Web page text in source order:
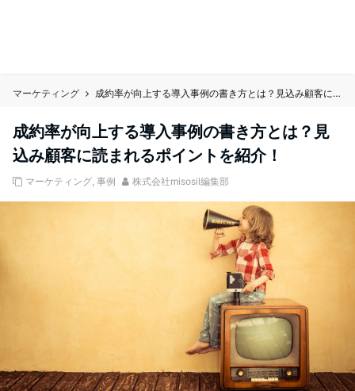
マーケティング 成約率が向上する導入事例の書き方とは？見込み顧客に読まれるポイントを紹介！
成約率が向上する導入事例の書き方とは？見
込み顧客に読まれるポイントを紹介！
マーケティング, 事例 株式会社misosil編集部